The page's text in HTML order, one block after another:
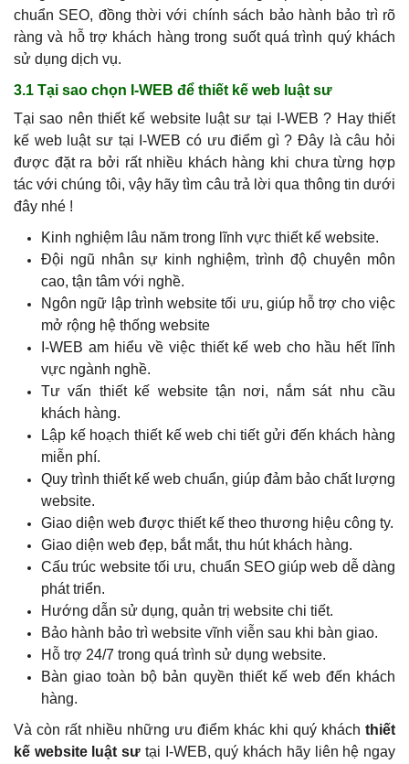
chuẩn SEO, đồng thời với chính sách bảo hành bảo trì rõ
ràng và hỗ trợ khách hàng trong suốt quá trình quý khách
sử dụng dịch vụ.
3.1 Tại sao chọn I-WEB để thiết kế web luật sư
Tại sao nên thiết kế website luật sư tại I-WEB ? Hay thiết
kế web luật sư tại I-WEB có ưu điểm gì ? Đây là câu hỏi
được đặt ra bởi rất nhiều khách hàng khi chưa từng hợp
tác với chúng tôi, vậy hãy tìm câu trả lời qua thông tin dưới
đây nhé !
Kinh nghiệm lâu năm trong lĩnh vực thiết kế website.
Đội ngũ nhân sự kinh nghiệm, trình độ chuyên môn
cao, tận tâm với nghề.
Ngôn ngữ lập trình website tối ưu, giúp hỗ trợ cho việc
mở rộng hệ thống website
I-WEB am hiểu về việc thiết kế web cho hầu hết lĩnh
vực ngành nghề.
Tư vấn thiết kế website tận nơi, nắm sát nhu cầu
khách hàng.
Lập kế hoạch thiết kế web chi tiết gửi đến khách hàng
miễn phí.
Quy trình thiết kế web chuẩn, giúp đảm bảo chất lượng
website.
Giao diện web được thiết kế theo thương hiệu công ty.
Giao diện web đẹp, bắt mắt, thu hút khách hàng.
Cấu trúc website tối ưu, chuẩn SEO giúp web dễ dàng
phát triển.
Hướng dẫn sử dụng, quản trị website chi tiết.
Bảo hành bảo trì website vĩnh viễn sau khi bàn giao.
Hỗ trợ 24/7 trong quá trình sử dụng website.
Bàn giao toàn bộ bản quyền thiết kế web đến khách
hàng.
Và còn rất nhiều những ưu điểm khác khi quý khách thiết
kế website luật sư tại I-WEB, quý khách hãy liên hệ ngay